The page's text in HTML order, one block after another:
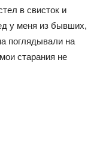
в свисток и
у меня из бывших,
поглядывали на
старания не